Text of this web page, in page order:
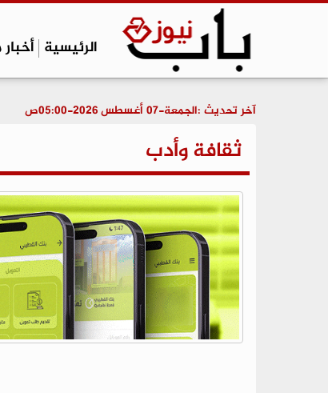
الرئيسية
آخر تحديث :الجمعة-07 أغسطس 2026-05:00ص
ثقافة وأدب